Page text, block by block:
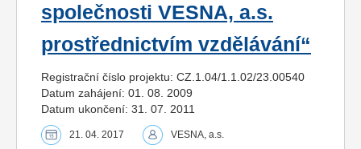
společnosti VESNA, a.s.
prostřednictvím vzdělávání“
Registrační číslo projektu: CZ.1.04/1.1.02/23.00540
Datum zahájení: 01. 08. 2009
Datum ukončení: 31. 07. 2011
21. 04. 2017 VESNA, a.s.